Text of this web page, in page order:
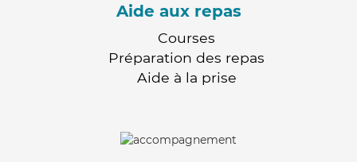
Aide aux repas
Courses
Préparation des repas
Aide à la prise